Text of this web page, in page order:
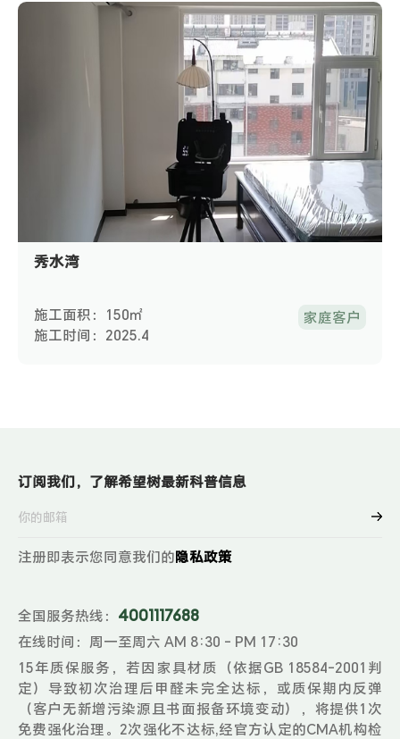
秀水湾
施工面积：150㎡
施工时间：2025.4
家庭客户
订阅我们，了解希望树最新科普信息
注册即表示您同意我们的隐私政策
全国服务热线： 4001117688
在线时间：周一至周六 AM 8:30 - PM 17:30
15年质保服务，若因家具材质（依据GB 18584-2001判
定）导致初次治理后甲醛未完全达标，或质保期内反弹
（客户无新增污染源且书面报备环境变动），将提供1次
免费强化治理。2次强化不达标,经官方认定的CMA机构检